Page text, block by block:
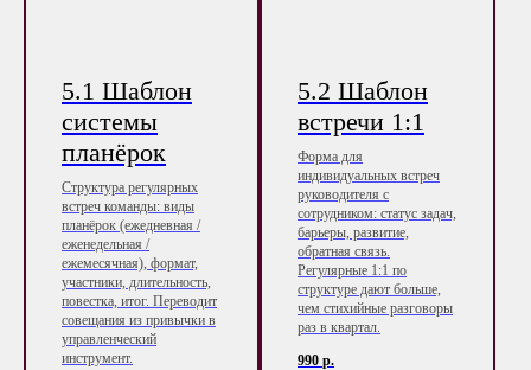
5.1 Шаблон
системы
планёрок
Структура регулярных
встреч команды: виды
планёрок (ежедневная /
еженедельная /
ежемесячная), формат,
участники, длительность,
повестка, итог. Переводит
совещания из привычки в
управленческий
инструмент.
5.2 Шаблон
встречи 1:1
Форма для
индивидуальных встреч
руководителя с
сотрудником: статус задач,
барьеры, развитие,
обратная связь.
Регулярные 1:1 по
структуре дают больше,
чем стихийные разговоры
раз в квартал.
990 р.